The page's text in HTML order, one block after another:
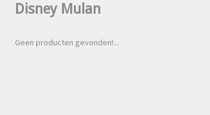
Disney Mulan
Geen producten gevonden!...